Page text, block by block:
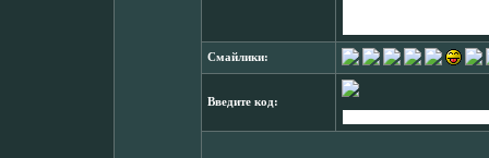
Смайлики:
Введите код: